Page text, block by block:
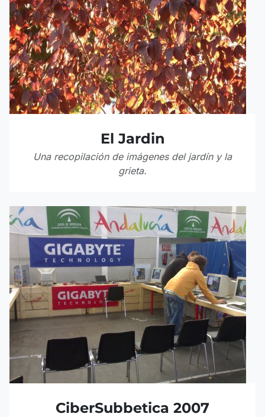
El Jardin
Una recopilación de imágenes del jardín y la
grieta.
CiberSubbetica 2007